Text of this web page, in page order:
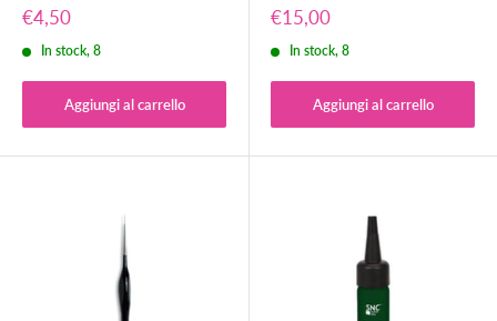
Prezzo
scontato
€4,50
In stock, 8
Aggiungi al carrello
Prezzo
scontato
€15,00
In stock, 8
Aggiungi al carrello